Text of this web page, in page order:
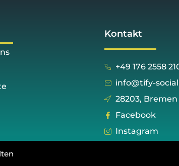
Kontakt
+49 176 2558
info@tify-
28203, Bremen
Facebook
Instagram